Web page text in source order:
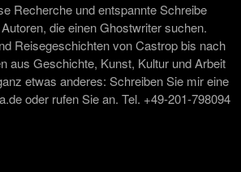
Recherche und entspannte Schreibe
die einen Ghostwriter suchen.
Reisegeschichten von Castrop bis nach
aus Geschichte, Kunst, Kultur und Arbeit
etwas anderes: Schreiben Sie mir eine
oder rufen Sie an. Tel. +49-201-798094